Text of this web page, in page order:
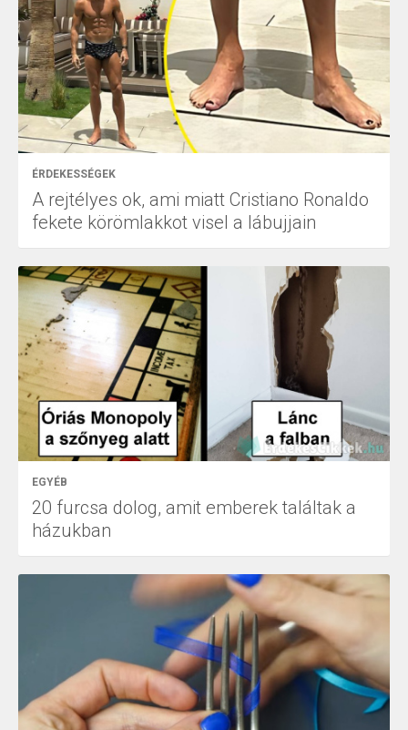
ÉRDEKESSÉGEK
A rejtélyes ok, ami miatt Cristiano Ronaldo
fekete körömlakkot visel a lábujjain
EGYÉB
20 furcsa dolog, amit emberek találtak a
házukban